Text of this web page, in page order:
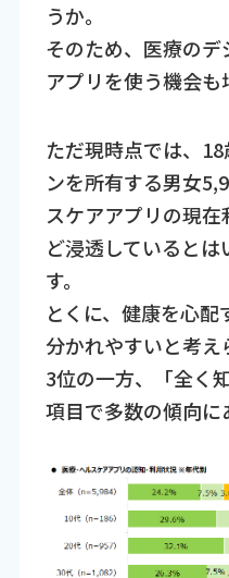
うか。
そのため、医療の
アプリを使う機会も
ただ現時点では、
ンを所有する男女
スケアアプリの現
ど浸透していると
す。
とくに、健康を心
分かれやすいと考
3位の一方、「全く
項目で多数の傾向に